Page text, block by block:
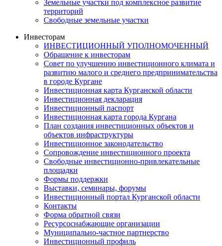
Земельные участки под комплексное развитие
территорий
Свободные земельные участки
Инвесторам
ИНВЕСТИЦИОННЫЙ УПОЛНОМОЧЕННЫЙ
Обращение к инвесторам
Совет по улучшению инвестиционного климата и
развитию малого и среднего предпринимательства
в городе Кургане
Инвестиционная карта Курганской области
Инвестиционная декларация
Инвестиционный паспорт
Инвестиционная карта города Кургана
План создания инвестиционных объектов и
объектов инфраструктуры
Инвестиционное законодательство
Сопровождение инвестиционного проекта
Свободные инвестиционно-привлекательные
площадки
Формы поддержки
Выставки, семинары, форумы
Инвестиционный портал Курганской области
Контакты
Форма обратной связи
Ресурсоснабжающие организации
Муниципально-частное партнерство
Инвестиционный профиль